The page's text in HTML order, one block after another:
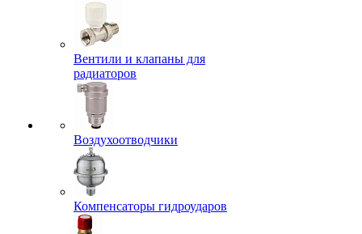
Вентили и клапаны для
радиаторов
Воздухоотводчики
Компенсаторы гидроударов